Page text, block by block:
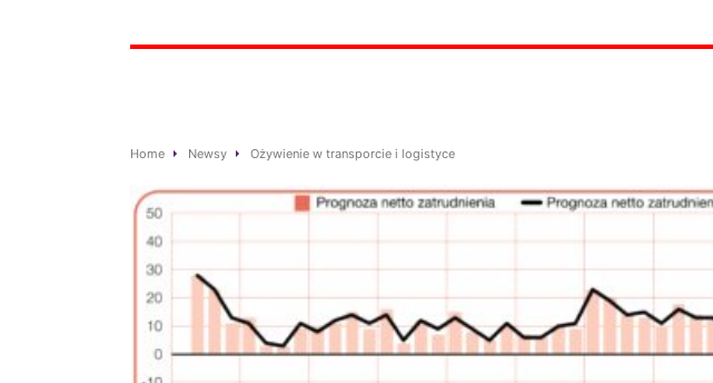
Home Newsy Ożywienie w transporcie i logistyce